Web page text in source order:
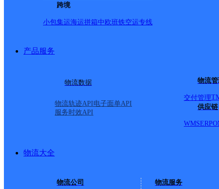
跨境
小包集运海运拼箱中欧班铁空运专线
产品服务
物流数据
物流轨迹API电子面单API
服务时效API
物流
交付管理
供应链
WMSERP
物流大全
物流公司 物流服务
中国邮政集团有限公司
邮政国内
金城大街中段金城邮政支
派送范围:-详情
邮政国内 更多号码地址